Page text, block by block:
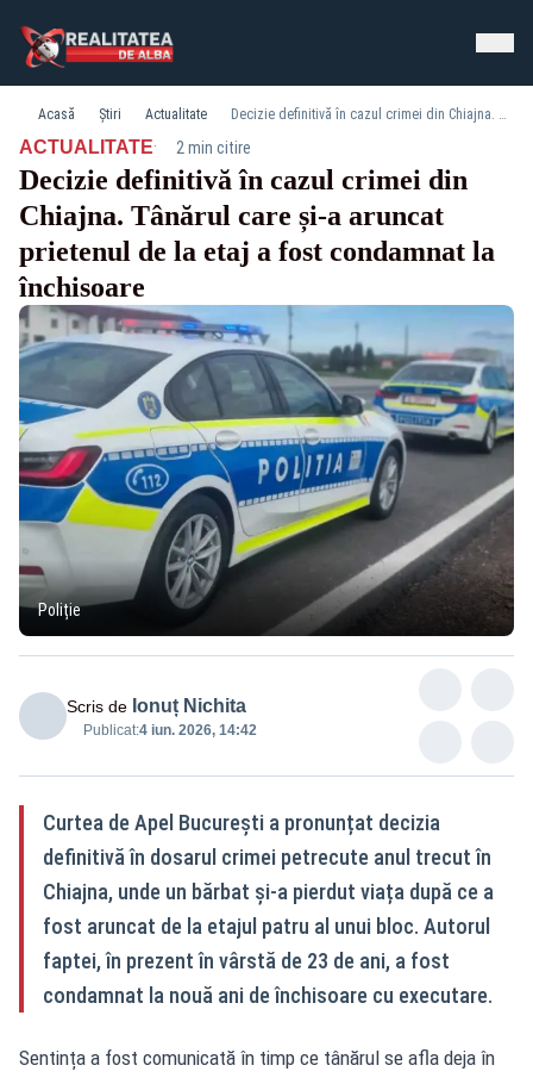
Acasă Știri Actualitate Decizie definitivă în cazul crimei din Chiajna. Tânărul care și-a aruncat prietenul de la etaj a fost condamnat la închisoare
ACTUALITATE· 2 min citire
Decizie definitivă în cazul crimei din
Chiajna. Tânărul care și-a aruncat
prietenul de la etaj a fost condamnat la
închisoare
Poliție
Scris de Ionuț Nichita
Publicat:4 iun. 2026, 14:42
Curtea de Apel București a pronunțat decizia
definitivă în dosarul crimei petrecute anul trecut în
Chiajna, unde un bărbat și-a pierdut viața după ce a
fost aruncat de la etajul patru al unui bloc. Autorul
faptei, în prezent în vârstă de 23 de ani, a fost
condamnat la nouă ani de închisoare cu executare.
Sentința a fost comunicată în timp ce tânărul se afla deja în